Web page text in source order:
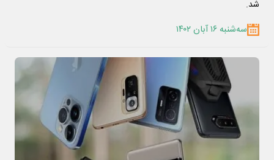
شد.
سه‌شنبه ۱۶ آبان ۱۴۰۲